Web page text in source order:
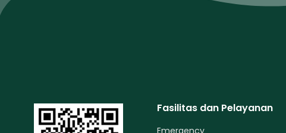
Fasilitas dan Pelayanan
Emergency